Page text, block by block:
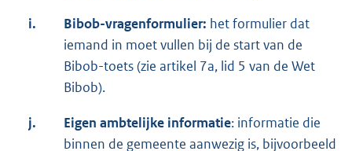
i. Bibob-vragenformulier: het formulier dat
iemand in moet vullen bij de start van de
Bibob-toets (zie artikel 7a, lid 5 van de Wet
Bibob).
j. Eigen ambtelijke informatie: informatie die
binnen de gemeente aanwezig is, bijvoorbeeld